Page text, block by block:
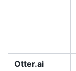
Otter.ai